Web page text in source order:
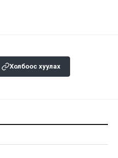
Холбоос хуулах